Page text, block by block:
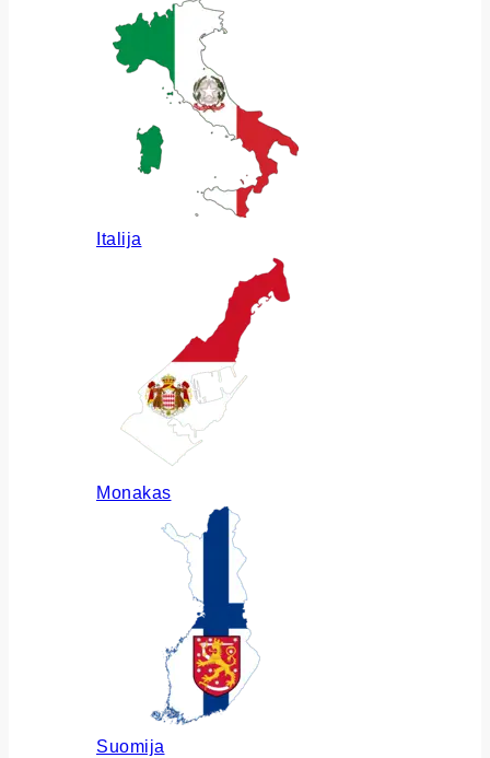
Italija
Monakas
Suomija